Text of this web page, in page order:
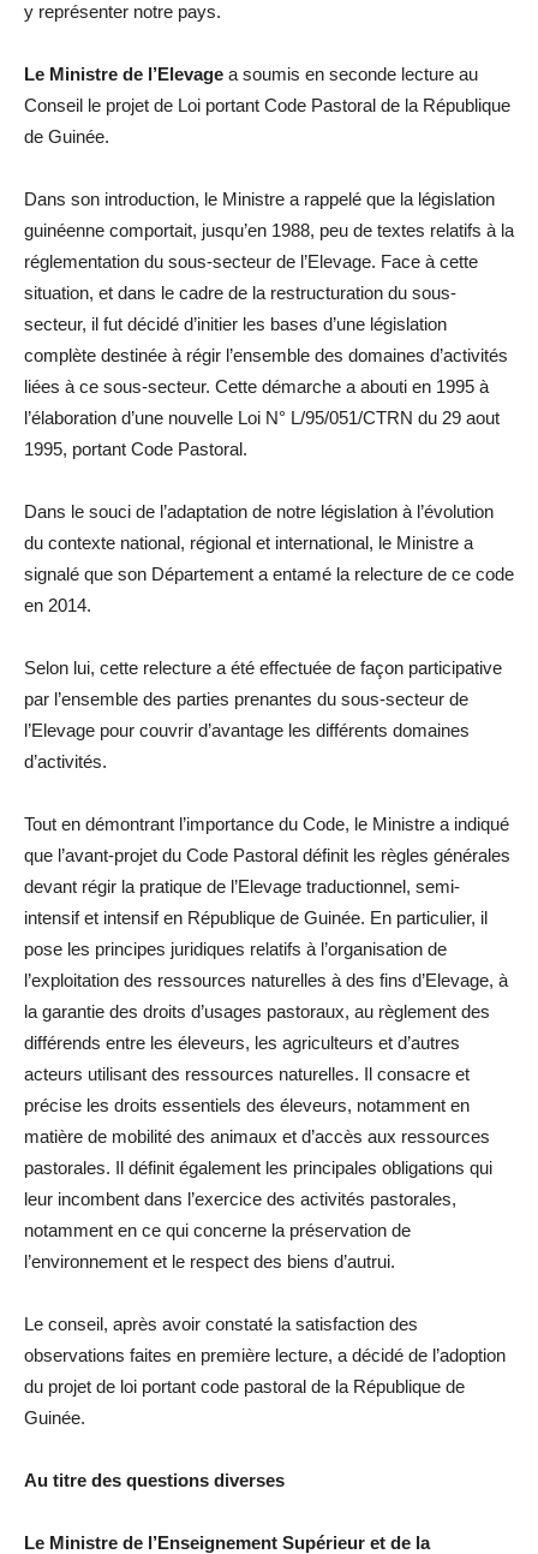
y représenter notre pays.
Le Ministre de l’Elevage a soumis en seconde lecture au
Conseil le projet de Loi portant Code Pastoral de la République
de Guinée.
Dans son introduction, le Ministre a rappelé que la législation
guinéenne comportait, jusqu’en 1988, peu de textes relatifs à la
réglementation du sous-secteur de l’Elevage. Face à cette
situation, et dans le cadre de la restructuration du sous-
secteur, il fut décidé d’initier les bases d’une législation
complète destinée à régir l’ensemble des domaines d’activités
liées à ce sous-secteur. Cette démarche a abouti en 1995 à
l’élaboration d’une nouvelle Loi N° L/95/051/CTRN du 29 aout
1995, portant Code Pastoral.
Dans le souci de l’adaptation de notre législation à l’évolution
du contexte national, régional et international, le Ministre a
signalé que son Département a entamé la relecture de ce code
en 2014.
Selon lui, cette relecture a été effectuée de façon participative
par l’ensemble des parties prenantes du sous-secteur de
l’Elevage pour couvrir d’avantage les différents domaines
d’activités.
Tout en démontrant l’importance du Code, le Ministre a indiqué
que l’avant-projet du Code Pastoral définit les règles générales
devant régir la pratique de l’Elevage traductionnel, semi-
intensif et intensif en République de Guinée. En particulier, il
pose les principes juridiques relatifs à l’organisation de
l’exploitation des ressources naturelles à des fins d’Elevage, à
la garantie des droits d’usages pastoraux, au règlement des
différends entre les éleveurs, les agriculteurs et d’autres
acteurs utilisant des ressources naturelles. Il consacre et
précise les droits essentiels des éleveurs, notamment en
matière de mobilité des animaux et d’accès aux ressources
pastorales. Il définit également les principales obligations qui
leur incombent dans l’exercice des activités pastorales,
notamment en ce qui concerne la préservation de
l’environnement et le respect des biens d’autrui.
Le conseil, après avoir constaté la satisfaction des
observations faites en première lecture, a décidé de l’adoption
du projet de loi portant code pastoral de la République de
Guinée.
Au titre des questions diverses
Le Ministre de l’Enseignement Supérieur et de la